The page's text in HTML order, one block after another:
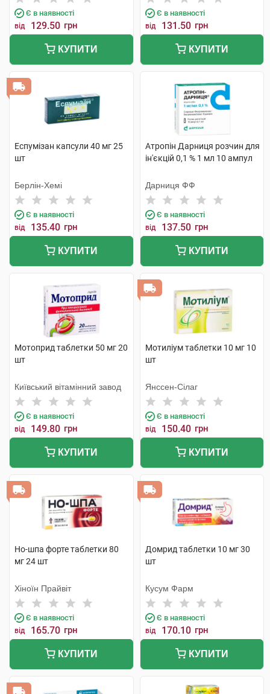
Є в наявності
від 129.50 грн
КУПИТИ
Є в наявності
від 131.50 грн
КУПИТИ
Еспумізан капсули 40 мг 25
шт
Берлін-Хемі
Є в наявності
від 135.40 грн
КУПИТИ
Атропін Дарниця розчин для
ін'єкцій 0,1 % 1 мл 10 ампул
Дарниця ФФ
Є в наявності
від 137.50 грн
КУПИТИ
Мотоприд таблетки 50 мг 20
шт
Київський вітамінний завод
Є в наявності
від 149.80 грн
КУПИТИ
Мотиліум таблетки 10 мг 10
шт
Янссен-Сілаг
Є в наявності
від 150.40 грн
КУПИТИ
Но-шпа форте таблетки 80
мг 24 шт
Хіноїн Прайвіт
Є в наявності
від 165.70 грн
КУПИТИ
Домрид таблетки 10 мг 30
шт
Кусум Фарм
Є в наявності
від 170.10 грн
КУПИТИ